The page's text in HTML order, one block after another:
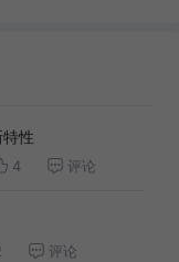
性
4 评论
评论